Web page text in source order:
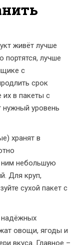
живёт лучше
лучше
с
срок
их в пакеты с
нужный уровень
хранят в
ним небольшую
Для круп,
сухой пакет с
надёжных
овощи, ягоды и
вкуса. Главное –